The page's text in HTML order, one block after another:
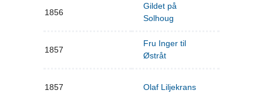
1856
Gildet på
Solhoug
1857
Fru Inger til
Østråt
1857 Olaf Liljekrans